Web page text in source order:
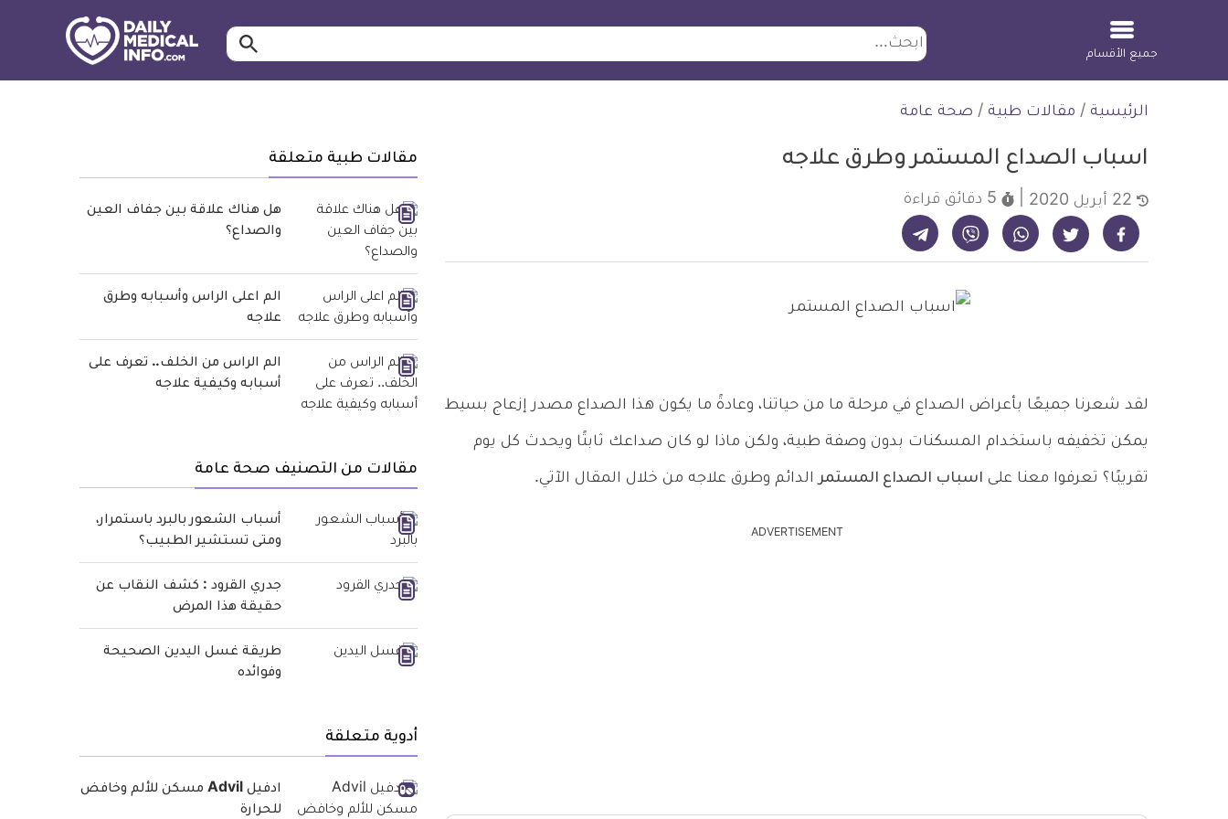
ابحث ابحث…
جميع الأقسام
الرئيسية / مقالات طبية / صحة عامة
اسباب الصداع المستمر وطرق علاجه
5 دقائق قراءة
شارك على فيسبوك - ديلي ميديكال انفو شارك على تويتر - ديلي ميديكال انفو شارك على واتساب - ديلي ميديكال انفو شارك على فايبر - ديلي ميديكال انفو شارك على تيليجرام - ديلي ميديكال انفو
لقد شعرنا جميعًا بأعراض الصداع في مرحلة ما من حياتنا، وعادةً ما يكون هذا الصداع مصدر إزعاج بسيط
يمكن تخفيفه باستخدام المسكنات بدون وصفة طبية، ولكن ماذا لو كان صداعك ثابتًا ويحدث كل يوم
تقريبًا؟ تعرفوا معنا على اسباب الصداع المستمر الدائم وطرق علاجه من خلال المقال الآتي.
ADVERTISEMENT
مقالات طبية متعلقة
هل هناك علاقة بين جفاف العين
والصداع؟
الم اعلى الراس وأسبابه وطرق
علاجه
الم الراس من الخلف.. تعرف على
أسبابه وكيفية علاجه
مقالات من التصنيف صحة عامة
أسباب الشعور بالبرد باستمرار،
ومتى تستشير الطبيب؟
جدري القرود : كشف النقاب عن
حقيقة هذا المرض
طريقة غسل اليدين الصحيحة
وفوائده
أدوية متعلقة
ادفيل Advil مسكن للألم وخافض
للحرارة